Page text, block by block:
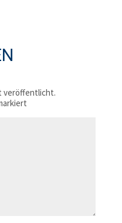
veröffentlicht.